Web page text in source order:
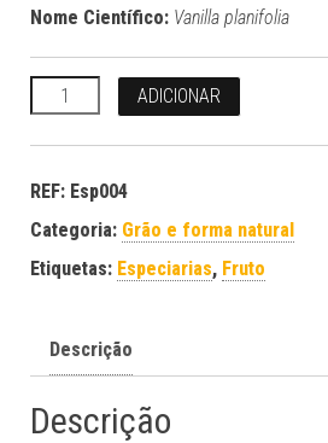
Nome Científico: Vanilla planifolia
Quantidade ADICIONAR
REF: Esp004
Categoria: Grão e forma natural
Etiquetas: Especiarias, Fruto
Descrição
Descrição